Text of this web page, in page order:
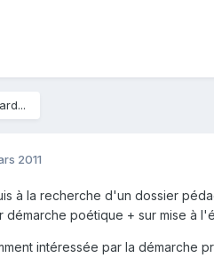
2011
à la recherche d'un dossier
démarche poétique + sur mise à
intéressée par la démarche